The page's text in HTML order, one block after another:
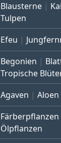
Blausterne
Tulpen
Efeu
Begonien
Tropische
Agaven Aloen
Färberpflanzen
Ölpflanzen